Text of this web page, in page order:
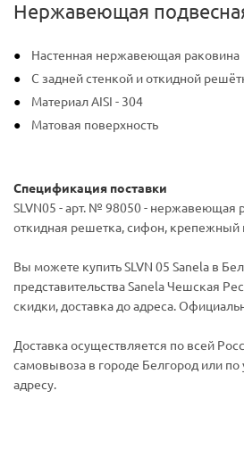
Нержавеющая
Настенная нержавеющая раковина
С задней стенкой и откидной
Материал AISI - 304
Матовая поверхность
Спецификация поставки
SLVN05 - арт. № 98050 - нержавеющая
откидная решетка, сифон, крепежный
Вы можете купить SLVN 05 Sanela в
представительства Sanela Чешская
скидки, доставка до адреса.
Доставка осуществляется по всей
самовывоза в городе Белгород или по
адресу.